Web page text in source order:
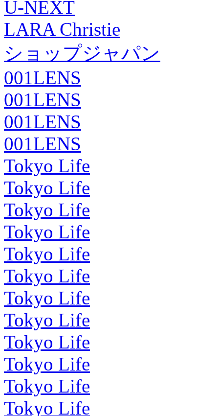
U-NEXT
LARA Christie
ショップジャパン
001LENS
001LENS
001LENS
001LENS
Tokyo Life
Tokyo Life
Tokyo Life
Tokyo Life
Tokyo Life
Tokyo Life
Tokyo Life
Tokyo Life
Tokyo Life
Tokyo Life
Tokyo Life
Tokyo Life